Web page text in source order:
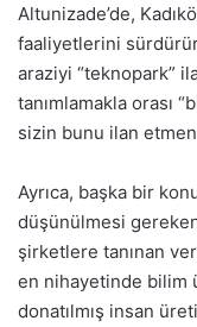
Altunizade’de,
faaliyetlerini
araziyi “teknopark”
tanımlamakla orası
sizin bunu ilan
Ayrıca, başka bir
düşünülmesi
şirketlere tanınan
en nihayetinde bilim
donatılmış insan